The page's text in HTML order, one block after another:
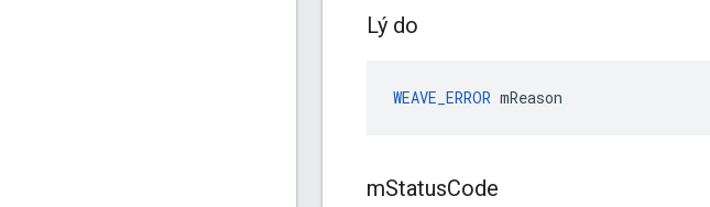
Lý do
WEAVE_ERROR mReason
mStatusCode